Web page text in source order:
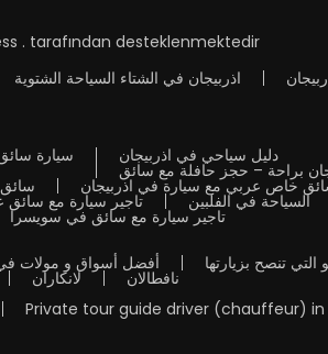
. tarafından desteklenmektedir
اذربيجان في الشتاء السياحة الشتوية
سيارة دليل سياحي في اذربيجان
براحة – حجز حافلة مع سائق
خاص عربي مع سيارة في اذربيجان
تاجير سيارة مع السياحة في الفلبين
تاجير سيارة مع سائق في سويسرا
أفضل أسواق و مولات تنصح بزيارتها
لانكاران
نافطالان
Private tour guide driver (chauffeur) in